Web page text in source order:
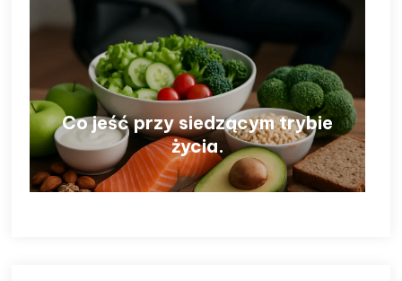
Co jeść przy siedzącym trybie
życia.